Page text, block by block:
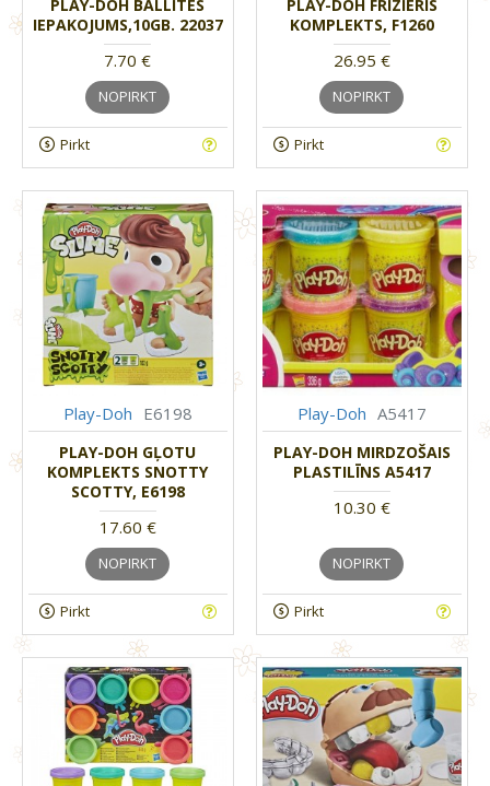
PLAY-DOH BALLĪTES
IEPAKOJUMS,10GB. 22037
7.70 €
NOPIRKT
Pirkt
PLAY-DOH FRIZIERIS
KOMPLEKTS, F1260
26.95 €
NOPIRKT
Pirkt
Play-Doh E6198
PLAY-DOH GĻOTU
KOMPLEKTS SNOTTY
SCOTTY, E6198
17.60 €
NOPIRKT
Pirkt
Play-Doh A5417
PLAY-DOH MIRDZOŠAIS
PLASTILĪNS A5417
10.30 €
NOPIRKT
Pirkt